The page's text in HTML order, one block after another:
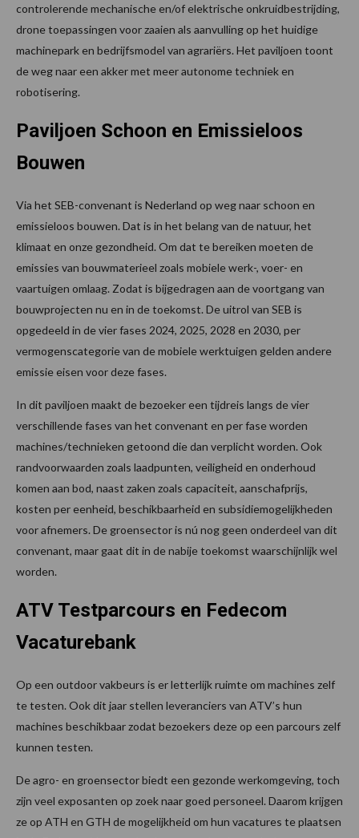
controlerende mechanische en/of elektrische onkruidbestrijding,
drone toepassingen voor zaaien als aanvulling op het huidige
machinepark en bedrijfsmodel van agrariërs. Het paviljoen toont
de weg naar een akker met meer autonome techniek en
robotisering.
Paviljoen Schoon en Emissieloos
Bouwen
Via het SEB-convenant is Nederland op weg naar schoon en
emissieloos bouwen. Dat is in het belang van de natuur, het
klimaat en onze gezondheid. Om dat te bereiken moeten de
emissies van bouwmaterieel zoals mobiele werk-, voer- en
vaartuigen omlaag. Zodat is bijgedragen aan de voortgang van
bouwprojecten nu en in de toekomst. De uitrol van SEB is
opgedeeld in de vier fases 2024, 2025, 2028 en 2030, per
vermogenscategorie van de mobiele werktuigen gelden andere
emissie eisen voor deze fases.
In dit paviljoen maakt de bezoeker een tijdreis langs de vier
verschillende fases van het convenant en per fase worden
machines/technieken getoond die dan verplicht worden. Ook
randvoorwaarden zoals laadpunten, veiligheid en onderhoud
komen aan bod, naast zaken zoals capaciteit, aanschafprijs,
kosten per eenheid, beschikbaarheid en subsidiemogelijkheden
voor afnemers. De groensector is nú nog geen onderdeel van dit
convenant, maar gaat dit in de nabije toekomst waarschijnlijk wel
worden.
ATV Testparcours en Fedecom
Vacaturebank
Op een outdoor vakbeurs is er letterlijk ruimte om machines zelf
te testen. Ook dit jaar stellen leveranciers van ATV’s hun
machines beschikbaar zodat bezoekers deze op een parcours zelf
kunnen testen.
De agro- en groensector biedt een gezonde werkomgeving, toch
zijn veel exposanten op zoek naar goed personeel. Daarom krijgen
ze op ATH en GTH de mogelijkheid om hun vacatures te plaatsen